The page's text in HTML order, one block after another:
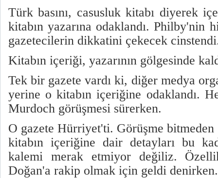
Türk basını, casusluk kitabı diyerek
kitabın yazarına odaklandı. Philby'nin
gazetecilerin dikkatini çekecek
Kitabın içeriği, yazarının gölgesinde
Tek bir gazete vardı ki, diğer medya
yerine o kitabın içeriğine odaklandı.
Murdoch görüşmesi sürerken.
O gazete Hürriyet'ti. Görüşme
kitabın içeriğine dair detayları bu
kalemi merak etmiyor değiliz.
Doğan'a rakip olmak için geldi